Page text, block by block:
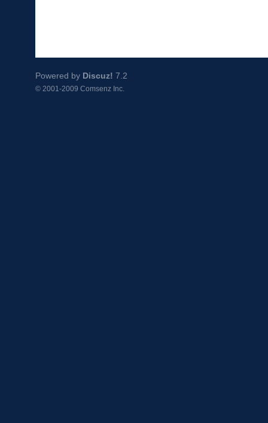
Powered by Discuz! 7.2
© 2001-2009 Comsenz Inc.